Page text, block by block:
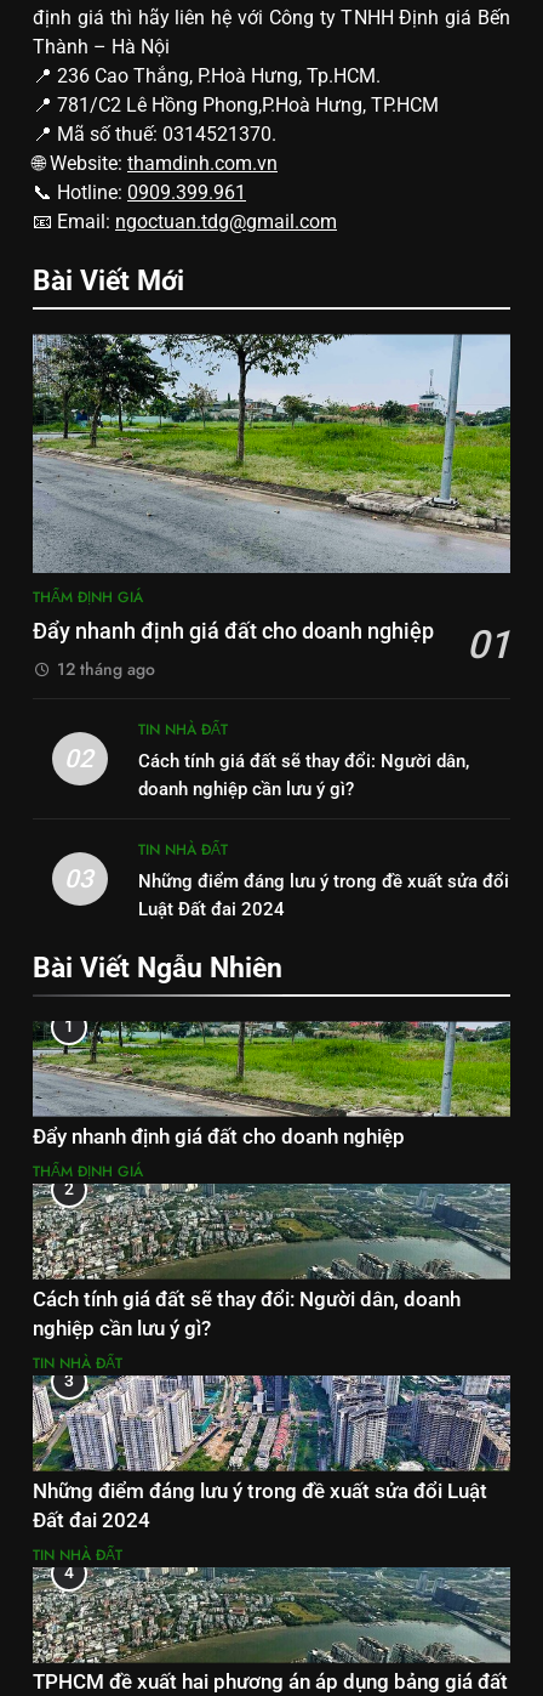
định giá thì hãy liên hệ với Công ty TNHH Định giá Bến
Thành – Hà Nội
📍 236 Cao Thắng, P.Hoà Hưng, Tp.HCM.
📍 781/C2 Lê Hồng Phong,P.Hoà Hưng, TP.HCM
📍 Mã số thuế: 0314521370.
🌐 Website: thamdinh.com.vn
📞 Hotline: 0909.399.961
📧 Email: ngoctuan.tdg@gmail.com
Bài Viết Mới
THẨM ĐỊNH GIÁ
Đẩy nhanh định giá đất cho doanh nghiệp 01
12 tháng ago
02
TIN NHÀ ĐẤT
Cách tính giá đất sẽ thay đổi: Người dân,
doanh nghiệp cần lưu ý gì?
03
TIN NHÀ ĐẤT
Những điểm đáng lưu ý trong đề xuất sửa đổi
Luật Đất đai 2024
Bài Viết Ngẫu Nhiên
1
Đẩy nhanh định giá đất cho doanh nghiệp
THẨM ĐỊNH GIÁ
2
Cách tính giá đất sẽ thay đổi: Người dân, doanh
nghiệp cần lưu ý gì?
TIN NHÀ ĐẤT
3
Những điểm đáng lưu ý trong đề xuất sửa đổi Luật
Đất đai 2024
TIN NHÀ ĐẤT
4
TPHCM đề xuất hai phương án áp dụng bảng giá đất